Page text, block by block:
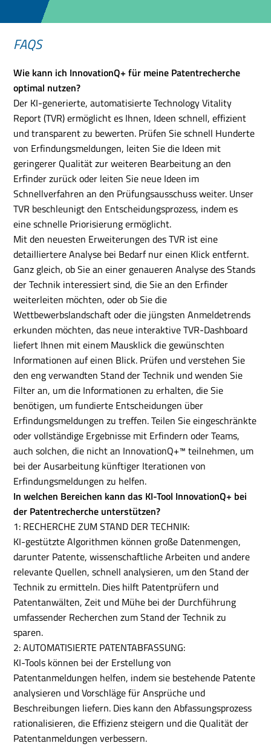
FAQS
Wie kann ich InnovationQ+ für meine Patentrecherche
optimal nutzen?
Der KI-generierte, automatisierte Technology Vitality
Report (TVR) ermöglicht es Ihnen, Ideen schnell, effizient
und transparent zu bewerten. Prüfen Sie schnell Hunderte
von Erfindungsmeldungen, leiten Sie die Ideen mit
geringerer Qualität zur weiteren Bearbeitung an den
Erfinder zurück oder leiten Sie neue Ideen im
Schnellverfahren an den Prüfungsausschuss weiter. Unser
TVR beschleunigt den Entscheidungsprozess, indem es
eine schnelle Priorisierung ermöglicht.
Mit den neuesten Erweiterungen des TVR ist eine
detailliertere Analyse bei Bedarf nur einen Klick entfernt.
Ganz gleich, ob Sie an einer genaueren Analyse des Stands
der Technik interessiert sind, die Sie an den Erfinder
weiterleiten möchten, oder ob Sie die
Wettbewerbslandschaft oder die jüngsten Anmeldetrends
erkunden möchten, das neue interaktive TVR-Dashboard
liefert Ihnen mit einem Mausklick die gewünschten
Informationen auf einen Blick. Prüfen und verstehen Sie
den eng verwandten Stand der Technik und wenden Sie
Filter an, um die Informationen zu erhalten, die Sie
benötigen, um fundierte Entscheidungen über
Erfindungsmeldungen zu treffen. Teilen Sie eingeschränkte
oder vollständige Ergebnisse mit Erfindern oder Teams,
auch solchen, die nicht an InnovationQ+™ teilnehmen, um
bei der Ausarbeitung künftiger Iterationen von
Erfindungsmeldungen zu helfen.
In welchen Bereichen kann das KI-Tool InnovationQ+ bei
der Patentrecherche unterstützen?
1: RECHERCHE ZUM STAND DER TECHNIK:
KI-gestützte Algorithmen können große Datenmengen,
darunter Patente, wissenschaftliche Arbeiten und andere
relevante Quellen, schnell analysieren, um den Stand der
Technik zu ermitteln. Dies hilft Patentprüfern und
Patentanwälten, Zeit und Mühe bei der Durchführung
umfassender Recherchen zum Stand der Technik zu
sparen.
2: AUTOMATISIERTE PATENTABFASSUNG:
KI-Tools können bei der Erstellung von
Patentanmeldungen helfen, indem sie bestehende Patente
analysieren und Vorschläge für Ansprüche und
Beschreibungen liefern. Dies kann den Abfassungsprozess
rationalisieren, die Effizienz steigern und die Qualität der
Patentanmeldungen verbessern.